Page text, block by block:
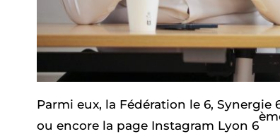
Parmi eux, la Fédération le 6,
ou encore la page Instagram Lyon 6